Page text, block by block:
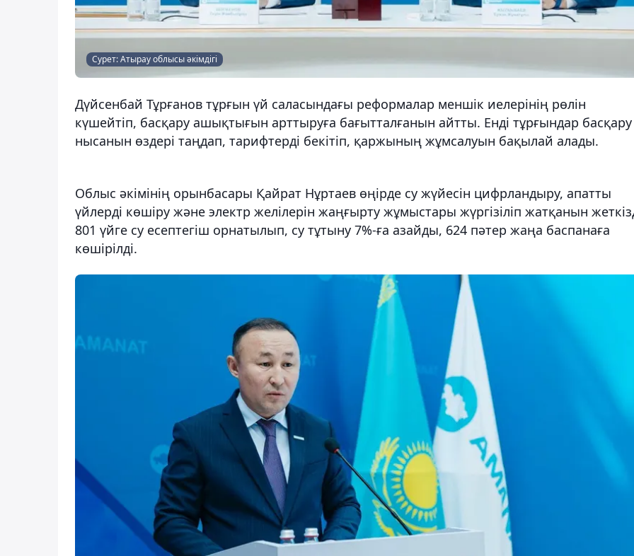
Сурет: Атырау облысы әкімдігі
Дүйсенбай Тұрғанов тұрғын үй саласындағы реформалар меншік иелерінің рөлін
күшейтіп, басқару ашықтығын арттыруға бағытталғанын айтты. Енді тұрғындар басқару
нысанын өздері таңдап, тарифтерді бекітіп, қаржының жұмсалуын бақылай алады.
Облыс әкімінің орынбасары Қайрат Нұртаев өңірде су жүйесін цифрландыру, апатты
үйлерді көшіру және электр желілерін жаңғырту жұмыстары жүргізіліп жатқанын
801 үйге су есептегіш орнатылып, су тұтыну 7%-ға азайды, 624 пәтер жаңа баспанаға
көшірілді.